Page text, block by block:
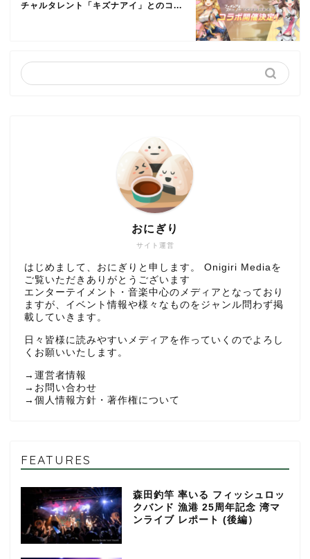
チャルタレント「キズナアイ」とのコ...
サイト運営
おにぎり
はじめまして、おにぎりと申します。 Onigiri Mediaを
ご覧いただきありがとうございます
エンターテイメント・音楽中心のメディアとなっており
ますが、イベント情報や様々なものをジャンル問わず掲
載していきます。
日々皆様に読みやすいメディアを作っていくのでよろし
くお願いいたします。
→ 運営者情報
→ お問い合わせ
→ 個人情報方針・著作権について
FEATURES
森田釣竿 率いる フィッシュロッ
クバンド 漁港 25周年記念 湾マ
ンライブ レポート (後編）